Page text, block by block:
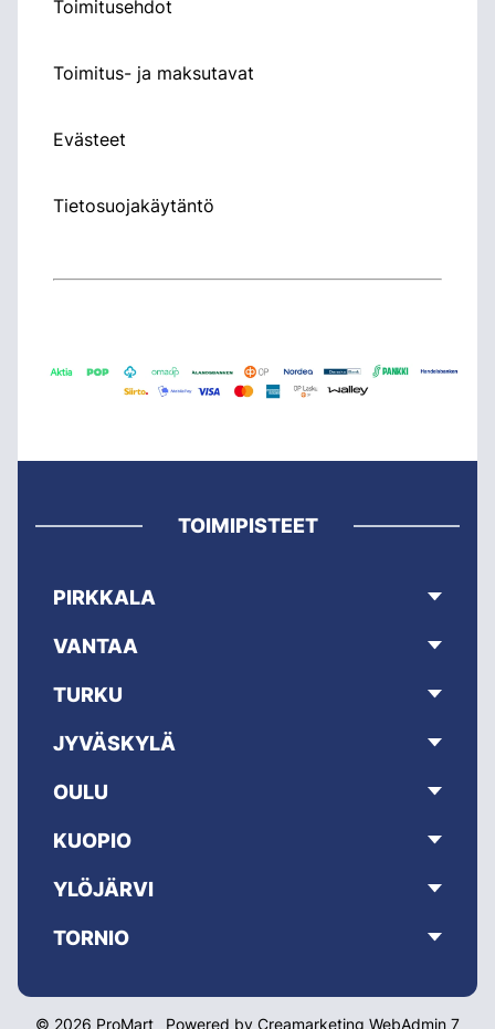
Toimitusehdot
Toimitus- ja maksutavat
Evästeet
Tietosuojakäytäntö
TOIMIPISTEET
PIRKKALA
VANTAA
TURKU
JYVÄSKYLÄ
OULU
KUOPIO
YLÖJÄRVI
TORNIO
© 2026 ProMart Powered by Creamarketing WebAdmin 7